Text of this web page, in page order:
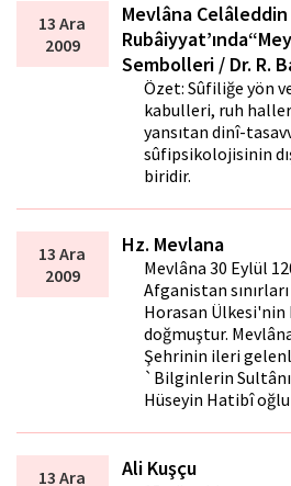
13 Ara
2009
Mevlâna Celâleddin
Sembolleri / Dr. R.
Özet: Sûfiliğe yön
kabulleri, ruh
yansıtan dinî-
sûfipsikolojisinin
biridir.
13 Ara
2009
Hz. Mevlana
Mevlâna 30 Eylül
Afganistan
Horasan Ülkesi'nin
doğmuştur.
Şehrinin ileri
`Bilginlerin
Hüseyin Hatibî
13 Ara
Ali Kuşçu